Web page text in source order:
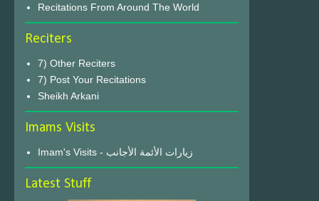
Recitations From Around The World
Reciters
7) Other Reciters
7) Post Your Recitations
Sheikh Arkani
Imams Visits
Imam's Visits - زيارات الأئمة الأجانب
Latest Stuff